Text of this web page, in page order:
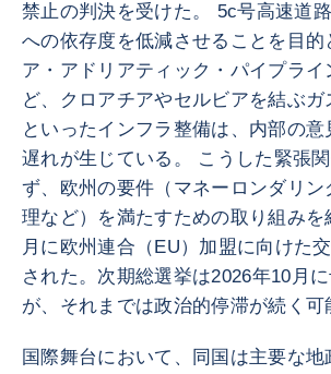
禁止の判決を受けた。 5c号高速道
への依存度を低減させることを目的
ア・アドリアティック・パイプライ
ど、クロアチアやセルビアを結ぶガ
といったインフラ整備は、内部の意
遅れが生じている。 こうした緊張
ず、欧州の要件（マネーロンダリン
理など）を満たすための取り組みを
月に欧州連合（EU）加盟に向けた
された。次期総選挙は2026年10月
が、それまでは政治的停滞が続く可
国際舞台において、同国は主要な地